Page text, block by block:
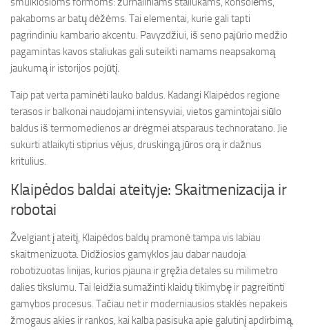
pakaboms ar batų dėžėms. Tai elementai, kurie gali tapti
pagrindiniu kambario akcentu. Pavyzdžiui, iš seno pajūrio medžio
pagamintas kavos staliukas gali suteikti namams neapsakomą
jaukumą ir istorijos pojūtį.
Taip pat verta paminėti lauko baldus. Kadangi Klaipėdos regione
terasos ir balkonai naudojami intensyviai, vietos gamintojai siūlo
baldus iš termomedienos ar drėgmei atsparaus technoratano. Jie
sukurti atlaikyti stiprius vėjus, druskingą jūros orą ir dažnus
kritulius.
Klaipėdos baldai ateityje: Skaitmenizacija ir
robotai
Žvelgiant į ateitį, Klaipėdos baldų pramonė tampa vis labiau
skaitmenizuota. Didžiosios gamyklos jau dabar naudoja
robotizuotas linijas, kurios pjauna ir gręžia detales su milimetro
dalies tikslumu. Tai leidžia sumažinti klaidų tikimybę ir pagreitinti
gamybos procesus. Tačiau net ir moderniausios staklės nepakeis
žmogaus akies ir rankos, kai kalba pasisuka apie galutinį apdirbimą,